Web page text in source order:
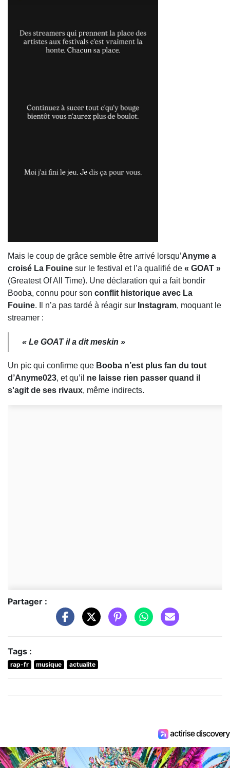
Mais le coup de grâce semble être arrivé lorsqu’Anyme a
croisé La Fouine sur le festival et l’a qualifié de « GOAT »
(Greatest Of All Time). Une déclaration qui a fait bondir
Booba, connu pour son conflit historique avec La
Fouine. Il n’a pas tardé à réagir sur Instagram, moquant le
streamer :
« Le GOAT il a dit meskin »
Un pic qui confirme que Booba n’est plus fan du tout
d’Anyme023, et qu’il ne laisse rien passer quand il
s'agit de ses rivaux, même indirects.
Partager :
Tags :
rap-fr musique actualite